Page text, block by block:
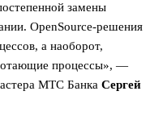
замены
OpenSource-решения
а наоборот,
процессы», —
МТС Банка Сергей